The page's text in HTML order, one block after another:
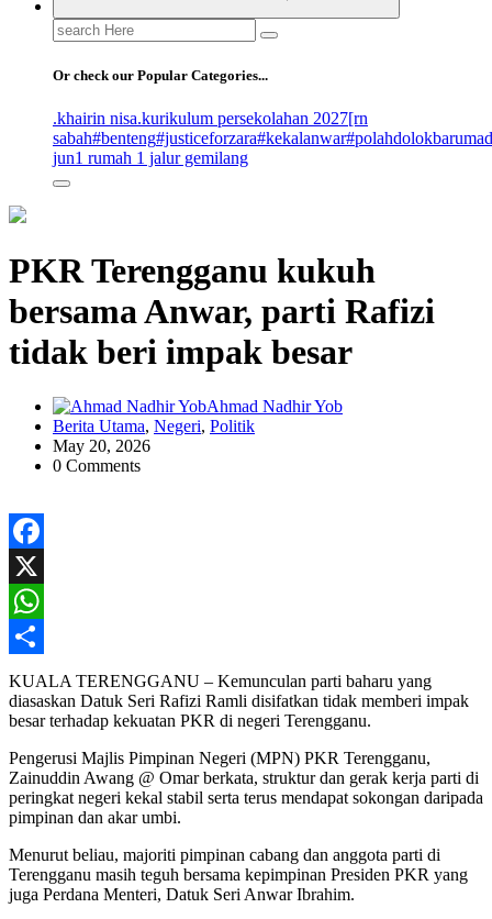
Search
for:
Or check our Popular Categories...
.khairin nisa.kurikulum persekolahan 2027[rn
sabah#benteng#justiceforzara#kekalanwar
jun1 rumah 1 jalur gemilang
PKR Terengganu kukuh
bersama Anwar, parti Rafizi
tidak beri impak besar
Ahmad Nadhir Yob
Berita Utama, Negeri, Politik
May 20, 2026
0 Comments
Facebook
X
WhatsApp
Share
KUALA TERENGGANU – Kemunculan parti baharu yang
diasaskan Datuk Seri Rafizi Ramli disifatkan tidak memberi impak
besar terhadap kekuatan PKR di negeri Terengganu.
Pengerusi Majlis Pimpinan Negeri (MPN) PKR Terengganu,
Zainuddin Awang @ Omar berkata, struktur dan gerak kerja parti di
peringkat negeri kekal stabil serta terus mendapat sokongan daripada
pimpinan dan akar umbi.
Menurut beliau, majoriti pimpinan cabang dan anggota parti di
Terengganu masih teguh bersama kepimpinan Presiden PKR yang
juga Perdana Menteri, Datuk Seri Anwar Ibrahim.